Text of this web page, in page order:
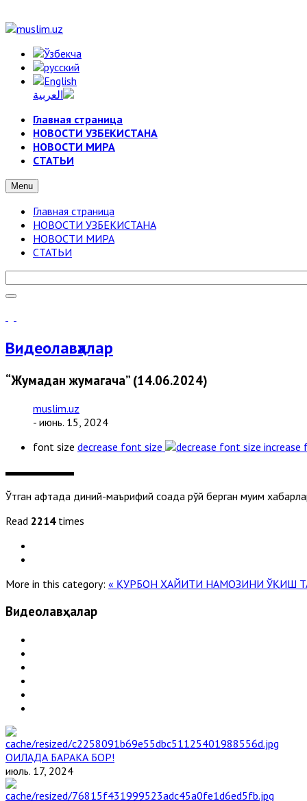
Главная страница
НОВОСТИ УЗБЕКИСТАНА
НОВОСТИ МИРА
СТАТЬИ
Menu
Главная страница
НОВОСТИ УЗБЕКИСТАНА
НОВОСТИ МИРА
СТАТЬИ
Видеолавҳалар
“Жумадан жумагача” (14.06.2024)
muslim.uz
- июнь. 15, 2024
font size decrease font size increase
Ўтган ҳафтада диний-маърифий соҳада рўй берган муҳим
Read 2214times
More in this category: « ҚУРБОН ҲАЙИТИ НАМОЗИНИ ЎҚИШ
Видеолавҳалар
ОИЛАДА БАРАКА БОР!
июль. 17, 2024